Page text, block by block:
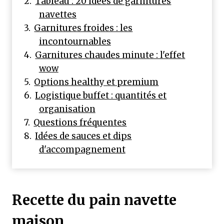
navettes
Garnitures froides : les
incontournables
Garnitures chaudes minute : l'effet
wow
Options healthy et premium
Logistique buffet : quantités et
organisation
Questions fréquentes
Idées de sauces et dips
d'accompagnement
Recette du pain navette